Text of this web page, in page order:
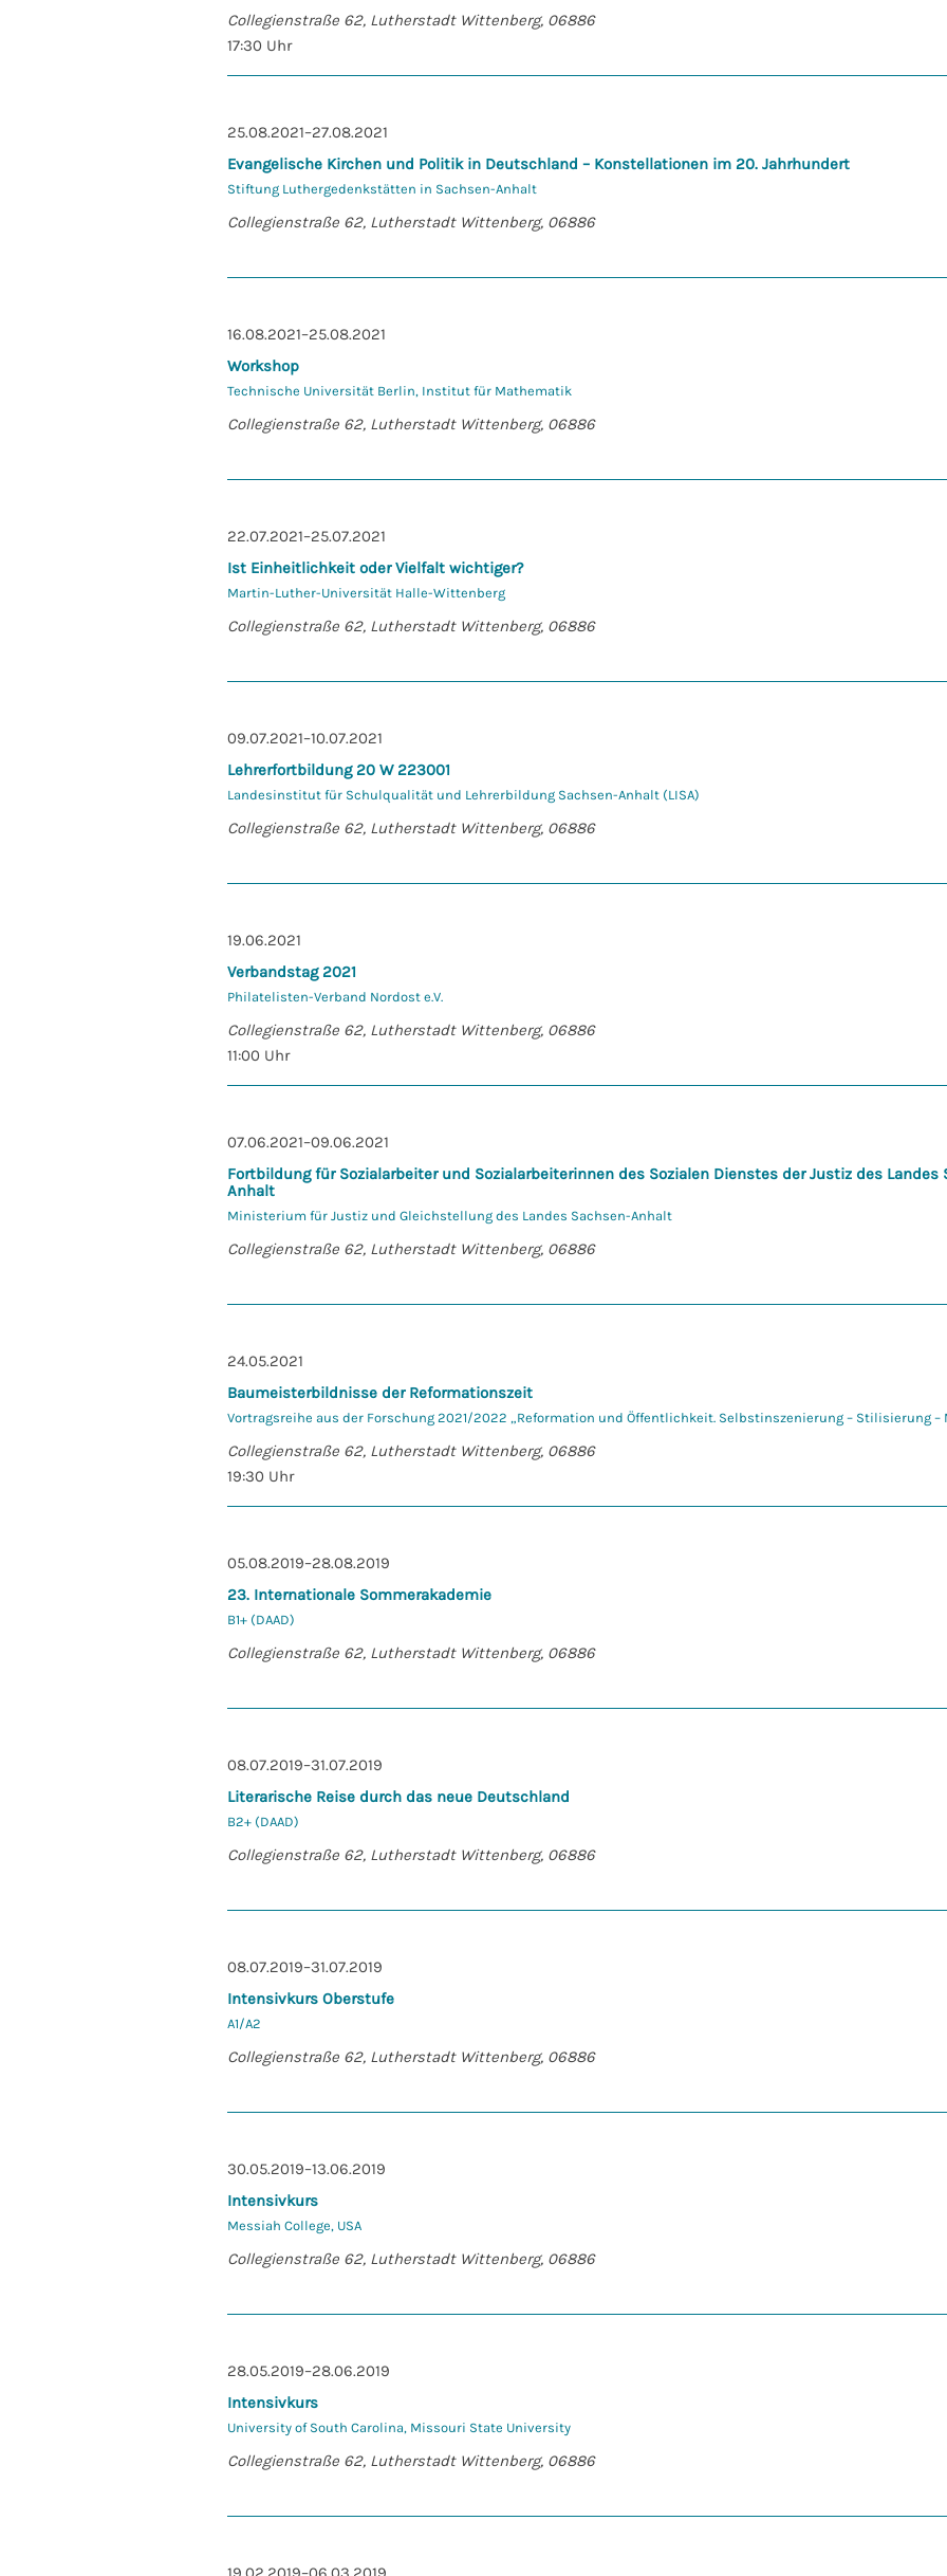
Collegienstraße 62, Lutherstadt Wittenberg, 06886
17:30 Uhr
25.08.2021–27.08.2021
Evangelische Kirchen und Politik in Deutschland – Konstellationen im 20. Jahrhundert
Stiftung Luthergedenkstätten in Sachsen-Anhalt
Collegienstraße 62, Lutherstadt Wittenberg, 06886
16.08.2021–25.08.2021
Workshop
Technische Universität Berlin, Institut für Mathematik
Collegienstraße 62, Lutherstadt Wittenberg, 06886
22.07.2021–25.07.2021
Ist Einheitlichkeit oder Vielfalt wichtiger?
Martin-Luther-Universität Halle-Wittenberg
Collegienstraße 62, Lutherstadt Wittenberg, 06886
09.07.2021–10.07.2021
Lehrerfortbildung 20 W 223001
Landesinstitut für Schulqualität und Lehrerbildung Sachsen-Anhalt (LISA)
Collegienstraße 62, Lutherstadt Wittenberg, 06886
19.06.2021
Verbandstag 2021
Philatelisten-Verband Nordost e.V.
Collegienstraße 62, Lutherstadt Wittenberg, 06886
11:00 Uhr
07.06.2021–09.06.2021
Fortbildung für Sozialarbeiter und Sozialarbeiterinnen des Sozialen Dienstes der Justiz des Landes
Anhalt
Ministerium für Justiz und Gleichstellung des Landes Sachsen-Anhalt
Collegienstraße 62, Lutherstadt Wittenberg, 06886
24.05.2021
Baumeisterbildnisse der Reformationszeit
Vortragsreihe aus der Forschung 2021/2022 „Reformation und Öffentlichkeit. Selbstinszenierung – Stilisierung –
Collegienstraße 62, Lutherstadt Wittenberg, 06886
19:30 Uhr
05.08.2019–28.08.2019
23. Internationale Sommerakademie
B1+ (DAAD)
Collegienstraße 62, Lutherstadt Wittenberg, 06886
08.07.2019–31.07.2019
Literarische Reise durch das neue Deutschland
B2+ (DAAD)
Collegienstraße 62, Lutherstadt Wittenberg, 06886
08.07.2019–31.07.2019
Intensivkurs Oberstufe
A1/A2
Collegienstraße 62, Lutherstadt Wittenberg, 06886
30.05.2019–13.06.2019
Intensivkurs
Messiah College, USA
Collegienstraße 62, Lutherstadt Wittenberg, 06886
28.05.2019–28.06.2019
Intensivkurs
University of South Carolina, Missouri State University
Collegienstraße 62, Lutherstadt Wittenberg, 06886